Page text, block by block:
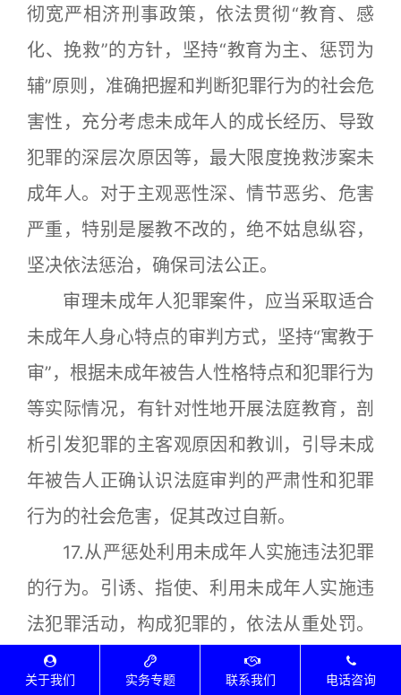
彻宽严相济刑事政策，依法贯彻“教育、感
化、挽救”的方针，坚持“教育为主、惩罚为
辅”原则，准确把握和判断犯罪行为的社会危
害性，充分考虑未成年人的成长经历、导致
犯罪的深层次原因等，最大限度挽救涉案未
成年人。对于主观恶性深、情节恶劣、危害
严重，特别是屡教不改的，绝不姑息纵容，
坚决依法惩治，确保司法公正。
审理未成年人犯罪案件，应当采取适合
未成年人身心特点的审判方式，坚持“寓教于
审”，根据未成年被告人性格特点和犯罪行为
等实际情况，有针对性地开展法庭教育，剖
析引发犯罪的主客观原因和教训，引导未成
年被告人正确认识法庭审判的严肃性和犯罪
行为的社会危害，促其改过自新。
17.从严惩处利用未成年人实施违法犯罪
的行为。引诱、指使、利用未成年人实施违
法犯罪活动，构成犯罪的，依法从重处罚。
特别是对于胁迫、教唆、引诱、欺骗未成年
关于我们 实务专题 联系我们 电话咨询